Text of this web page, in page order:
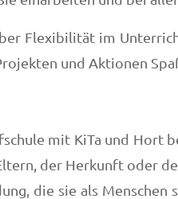
Flexibilität im
und Aktionen
mit KiTa und Hort
der Herkunft oder
die sie als